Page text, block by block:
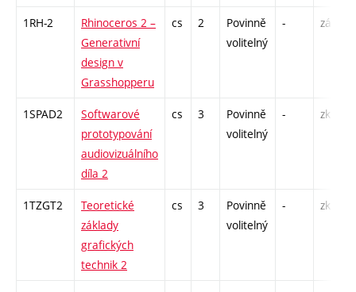
1RH-2
Rhinoceros 2 –
Generativní
design v
Grasshopperu
cs 2
Povinně
volitelný
- zá
1SPAD2
Softwarové
prototypování
audiovizuálního
díla 2
cs 3
Povinně
volitelný
- zk
1TZGT2
Teoretické
základy
grafických
technik 2
cs 3
Povinně
volitelný
- zk